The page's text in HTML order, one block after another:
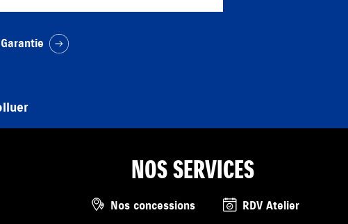
NOS SERVICES
Nos concessions RDV Atelier